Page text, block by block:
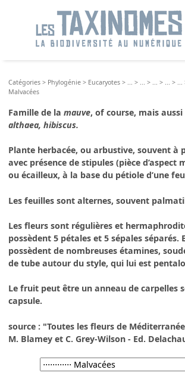
Catégories > Phylogénie > Eucaryotes > > > > >
Malvacées
Famille de lamauve, of course, mais
althaea, hibiscus.
Plante herbacée, ou arbustive, souvent à
avec présence de stipules (pièce d’aspect
ou écailleux, à la base du pétiole d’une
Les feuilles sont alternes, souvent
Les fleurs sont régulières et
possèdent 5 pétales et 5 sépales séparés.
possèdent de nombreuses étamines,
de tube autour du style, qui lui est
Le fruit peut être un anneau de carpelles
capsule.
source : "Toutes les fleurs de
M. Blamey et C. Grey-Wilson - Ed.